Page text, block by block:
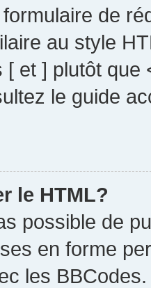
de
au style
et ] plutôt que
le guide
le HTML?
possible de
en forme
les BBCodes.